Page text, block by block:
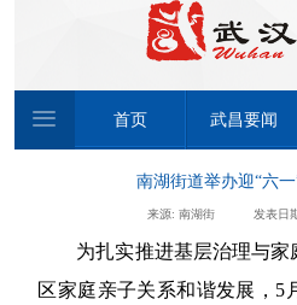
首页 武昌要闻
南湖街道举办迎“六
来源: 南湖街 发表日
为扎实推进基层治理与
区家庭亲子关系和谐发展，5